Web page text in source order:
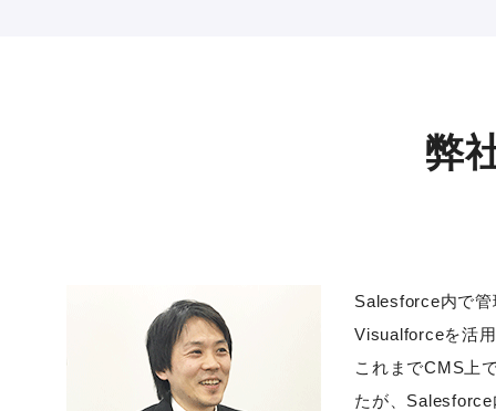
弊
Salesforce内で
Visualforceを活
これまでCMS上
たが、